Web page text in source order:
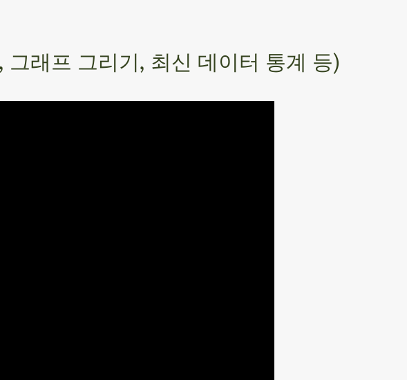
래프 그리기, 최신 데이터 통계 등)